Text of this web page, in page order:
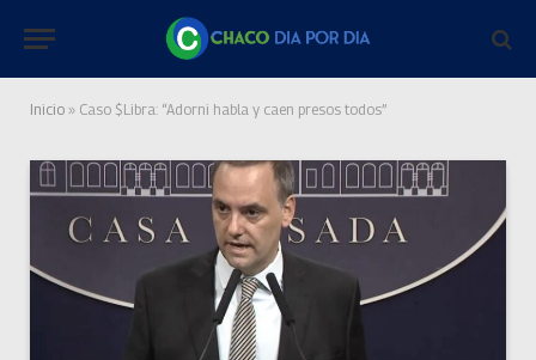
Inicio » Caso $Libra: “Adorni habla y caen presos todos”